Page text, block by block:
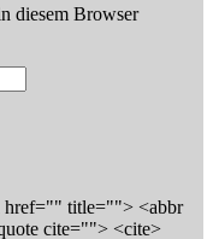
diesem Browser
href="" title=""> <abbr
cite=""> <cite>